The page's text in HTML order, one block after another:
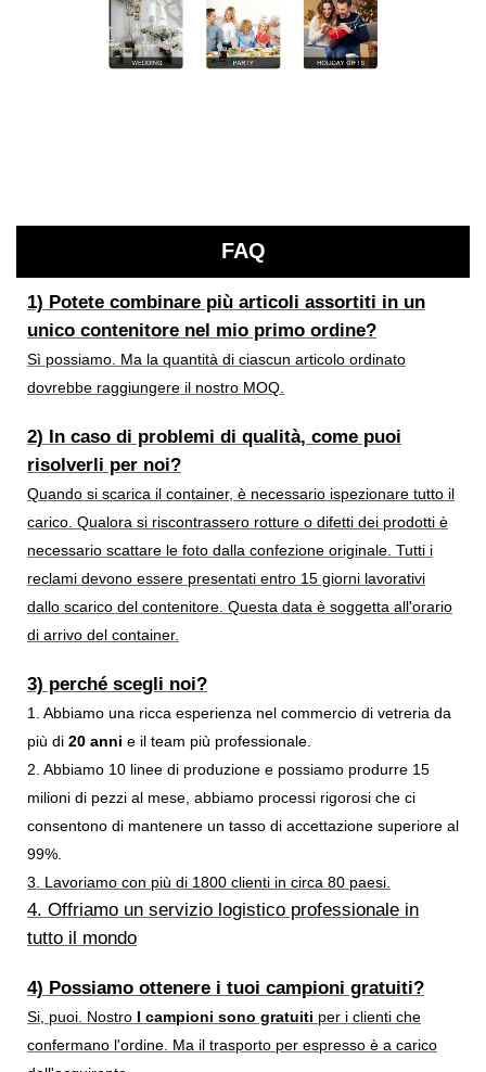
FAQ
1) Potete combinare più articoli assortiti in un
unico contenitore nel mio primo ordine?
Sì possiamo. Ma la quantità di ciascun articolo ordinato
dovrebbe raggiungere il nostro MOQ.
2) In caso di problemi di qualità, come puoi
risolverli per noi?
Quando si scarica il container, è necessario ispezionare tutto il
carico. Qualora si riscontrassero rotture o difetti dei prodotti è
necessario scattare le foto dalla confezione originale. Tutti i
reclami devono essere presentati entro 15 giorni lavorativi
dallo scarico del contenitore. Questa data è soggetta all'orario
di arrivo del container.
3) perché scegli noi?
1. Abbiamo una ricca esperienza nel commercio di vetreria da
più di 20 anni e il team più professionale.
2. Abbiamo 10 linee di produzione e possiamo produrre 15
milioni di pezzi al mese, abbiamo processi rigorosi che ci
consentono di mantenere un tasso di accettazione superiore al
99%.
3. Lavoriamo con più di 1800 clienti in circa 80 paesi.
4. Offriamo un servizio logistico professionale in
tutto il mondo
4) Possiamo ottenere i tuoi campioni gratuiti?
Si, puoi. Nostro I campioni sono gratuiti per i clienti che
confermano l'ordine. Ma il trasporto per espresso è a carico